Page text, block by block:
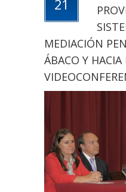
21
MEDIACIÓN
ÁBACO Y